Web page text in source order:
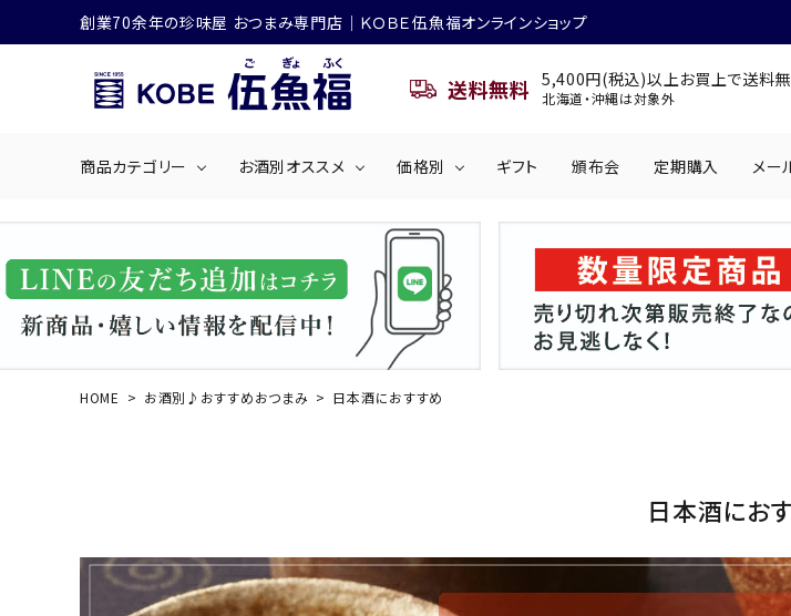
創業70余年の珍味屋 おつまみ専門店│ＫＯＢＥ伍魚福オンラインショップ
送料無料 5,400円(税込)以上お買上で送料
北海道・沖縄は対象外
商品カテゴリー
くぎ煮 海産物 乳製品
佃煮・ごはんのおとも 丸う
お酒別オススメ 価格別
501円～1,000円
4,001円～5,000円 5,001円～
ギフト 頒布会 定期購入 メー
ACCOUNT MENU
ログイン 会員登録
HOME お酒別♪おすすめおつまみ 日本酒におすすめ
日本酒にお